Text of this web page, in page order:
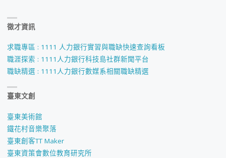
放
視
選
徵才資訊
求職專區 : 1111 人力銀行實習與職缺快速查詢看板
職涯探索 : 1111人力銀行科技島社群新聞平台
職缺精選 : 1111人力銀行數媒系相關職缺精選
臺東文創
臺東美術館
鐵花村音樂聚落
臺東創客TT Maker
臺東資策會數位教育研究所